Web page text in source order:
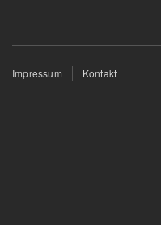
Fußzeilenmenü
Impressum Kontakt